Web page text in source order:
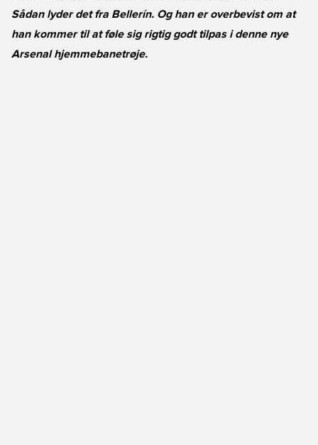
Sådan lyder det fra Bellerín. Og han er overbevist om at
han kommer til at føle sig rigtig godt tilpas i denne nye
Arsenal hjemmebanetrøje.